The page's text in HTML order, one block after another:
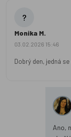
?
Monika M.
03.02.2026 15:46
Dobrý den, jedná
Ano,